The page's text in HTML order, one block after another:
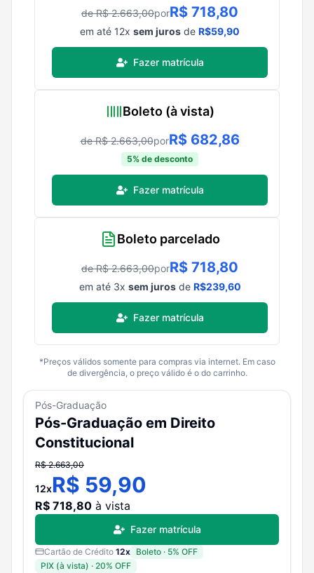
de R$2.663,00porR$ 718,80
em até 12x sem juros de R$59,90
Fazer matrícula
Boleto (à vista)
de R$2.663,00porR$ 682,86
5% de desconto
Fazer matrícula
Boleto parcelado
de R$2.663,00porR$ 718,80
em até 3x sem jurosde R$239,60
Fazer matrícula
*Preços válidos somente para compras via internet. Em caso
de divergência, o preço válido é o do carrinho.
Pós-Graduação
Pós-Graduação em Direito
Constitucional
R$2.663,00
12xR$ 59,90
R$ 718,80 à vista
Fazer matrícula
Cartão de Crédito 12x Boleto · 5% OFF
PIX (à vista) · 20% OFF